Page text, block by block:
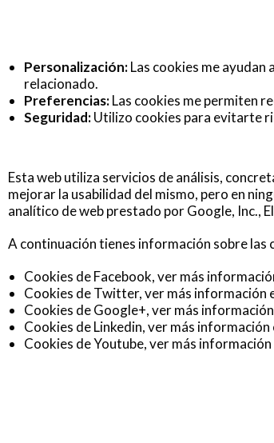
Personalización:Las cookies me
relacionado.
Preferencias:Las cookies me permiten
Seguridad:Utilizo cookies para evitarte
Esta web utiliza servicios de análisis,
mejorar la usabilidad del mismo, pero en
analítico de web prestado por Google, Inc.,
A continuación tienes información sobre las
Cookies de Facebook, ver más
Cookies de Twitter, ver más información
Cookies de Google+, ver más información
Cookies de Linkedin, ver más información
Cookies de Youtube, ver más información